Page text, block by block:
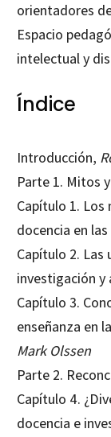
orientadores
Espacio
intelectual y
Índice
Introducción,
Parte 1. Mitos
Capítulo 1.
docencia en
Capítulo 2. Las
investigación y
Capítulo 3.
enseñanza en
Mark Olssen
Parte 2.
Capítulo 4.
docencia e